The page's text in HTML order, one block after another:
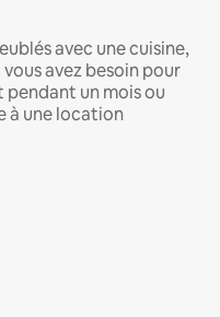
avec une cuisine,
avez besoin pour
un mois ou
à une location